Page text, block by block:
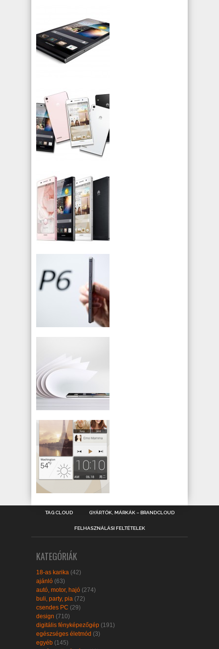
TAG CLOUD GYÁRTÓK, MÁRKÁK – BRANDCLOUD
FELHASZNÁLÁSI FELTÉTELEK
KATEGÓRIÁK
18-as karika (42)
ajánló (63)
autó, motor, hajó (274)
buli, party, pia (72)
csendes PC (29)
design (710)
digitális fényképezőgép (191)
egészséges életmód (3)
egyéb (145)